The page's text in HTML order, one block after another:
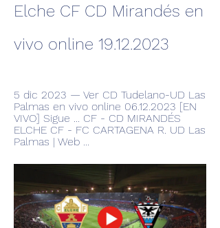
Elche CF CD Mirandés en
vivo online 19.12.2023
5 dic 2023 — Ver CD Tudelano-UD Las
Palmas en vivo online 06.12.2023 [EN
VIVO] Sigue ... CF - CD MIRANDÉS
ELCHE CF - FC CARTAGENA R. UD Las
Palmas | Web ...